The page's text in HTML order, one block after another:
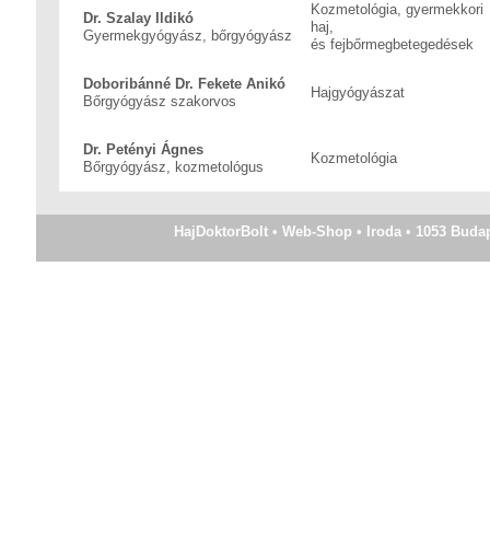
Dr. Szalay Ildikó
Gyermekgyógyász, bőrgyógyász
Kozmetológia, gyermekkori
haj,
és fejbőrmegbetegedések
Doboribánné Dr. Fekete Anikó
Bőrgyógyász szakorvos
Hajgyógyászat
Dr. Petényi Ágnes
Bőrgyógyász, kozmetológus
Kozmetológia
HajDoktorBolt • Web-Shop • Iroda • 1053